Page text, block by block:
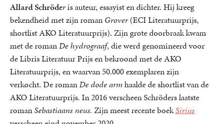
Allard Schröderis auteur, essayist en dichter. Hij kreeg
bekendheid met zijn roman Grover(ECI Literatuurprijs,
shortlist AKO Literatuurprijs). Zijn grote doorbraak kwam
met de romanDe hydrograaf, die werd genomineerd voor
de Libris Literatuur Prijs en bekroond met de AKO
Literatuurprijs, en waarvan 50.000 exemplaren zijn
verkocht. De romanDe dode armhaalde de shortlist van de
AKO Literatuurprijs. In 2016 verscheen Schröders laatste
romanSebastiaans neus. Zijn meest recente boekSirius